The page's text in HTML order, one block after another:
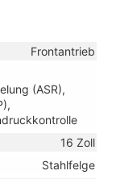
Frontantrieb
(ASR),
16 Zoll
Stahlfelge